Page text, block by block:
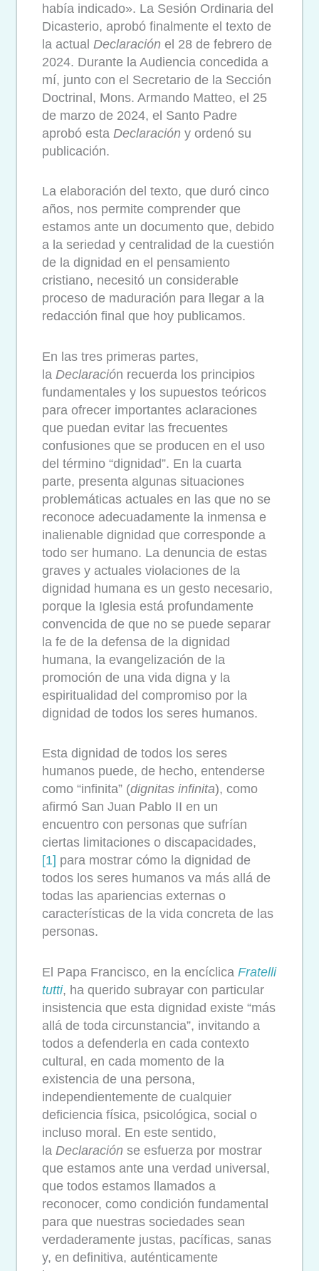
había indicado». La Sesión Ordinaria del
Dicasterio, aprobó finalmente el texto de
la actual Declaración el 28 de febrero de
2024. Durante la Audiencia concedida a
mí, junto con el Secretario de la Sección
Doctrinal, Mons. Armando Matteo, el 25
de marzo de 2024, el Santo Padre
aprobó esta Declaración y ordenó su
publicación.
La elaboración del texto, que duró cinco
años, nos permite comprender que
estamos ante un documento que, debido
a la seriedad y centralidad de la cuestión
de la dignidad en el pensamiento
cristiano, necesitó un considerable
proceso de maduración para llegar a la
redacción final que hoy publicamos.
En las tres primeras partes,
la Declaración recuerda los principios
fundamentales y los supuestos teóricos
para ofrecer importantes aclaraciones
que puedan evitar las frecuentes
confusiones que se producen en el uso
del término “dignidad”. En la cuarta
parte, presenta algunas situaciones
problemáticas actuales en las que no se
reconoce adecuadamente la inmensa e
inalienable dignidad que corresponde a
todo ser humano. La denuncia de estas
graves y actuales violaciones de la
dignidad humana es un gesto necesario,
porque la Iglesia está profundamente
convencida de que no se puede separar
la fe de la defensa de la dignidad
humana, la evangelización de la
promoción de una vida digna y la
espiritualidad del compromiso por la
dignidad de todos los seres humanos.
Esta dignidad de todos los seres
humanos puede, de hecho, entenderse
como “infinita” (dignitas infinita), como
afirmó San Juan Pablo II en un
encuentro con personas que sufrían
ciertas limitaciones o discapacidades,
[1] para mostrar cómo la dignidad de
todos los seres humanos va más allá de
todas las apariencias externas o
características de la vida concreta de las
personas.
El Papa Francisco, en la encíclica Fratelli
tutti, ha querido subrayar con particular
insistencia que esta dignidad existe “más
allá de toda circunstancia”, invitando a
todos a defenderla en cada contexto
cultural, en cada momento de la
existencia de una persona,
independientemente de cualquier
deficiencia física, psicológica, social o
incluso moral. En este sentido,
la Declaración se esfuerza por mostrar
que estamos ante una verdad universal,
que todos estamos llamados a
reconocer, como condición fundamental
para que nuestras sociedades sean
verdaderamente justas, pacíficas, sanas
y, en definitiva, auténticamente